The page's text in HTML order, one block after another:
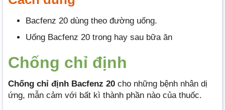
Bacfenz 20 dùng theo đường uống.
Uống Bacfenz 20 trong hay sau bữa ăn
Chống chỉ định
Chống chỉ định Bacfenz 20 cho những bệnh nhân dị
ứng, mẫn cảm với bất kì thành phần nào của thuốc.